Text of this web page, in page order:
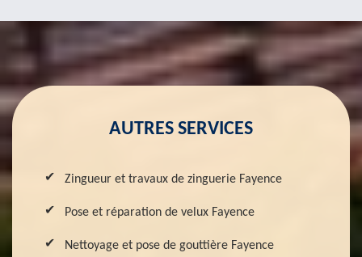
AUTRES SERVICES
Zingueur et travaux de zinguerie Fayence
Pose et réparation de velux Fayence
Nettoyage et pose de gouttière Fayence